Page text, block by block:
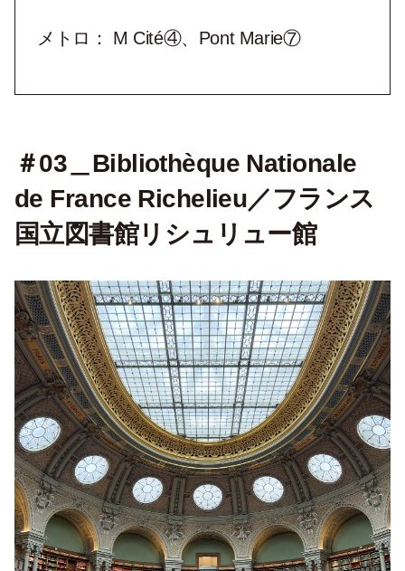
メトロ： M Cité④、Pont Marie⑦
＃03＿Bibliothèque Nationale
de France Richelieu／フランス
国立図書館リシュリュー館